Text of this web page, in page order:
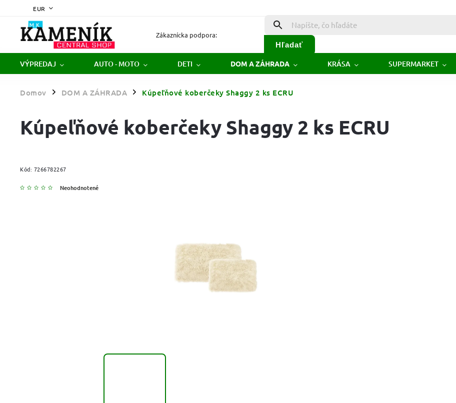
EUR
Zákaznícka podpora:
Hľadať
VÝPREDAJ AUTO - MOTO DETI DOM A ZÁHRADA KRÁSA SUPERMARKET
Domov / DOM A ZÁHRADA / Kúpeľňové koberčeky Shaggy 2 ks ECRU
Kúpeľňové koberčeky Shaggy 2 ks ECRU
Kód: 7266782267
Neohodnotené